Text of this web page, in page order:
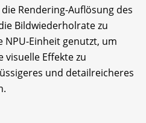
Rendering-Auflösung des
Bildwiederholrate zu
Einheit genutzt, um
visuelle Effekte zu
und detailreicheres